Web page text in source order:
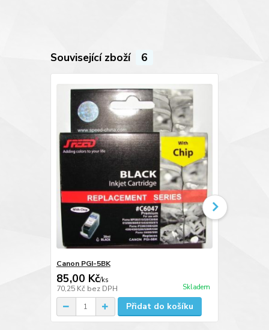
Související zboží 6
Canon PGI-5BK
85,00 Kč/ks
70,25 Kč bez DPH Skladem
Přidat do košíku